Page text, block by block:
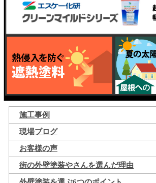
施工事例
現場ブログ
お客様の声
街の外壁塗装やさんを選んだ理由